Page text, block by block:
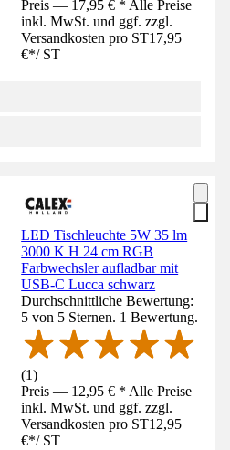
Preis — 17,95 € * Alle Preise
inkl. MwSt. und ggf. zzgl.
Versandkosten pro ST17,95
€*/ ST
LED Tischleuchte 5W 35 lm
3000 K H 24 cm RGB
Farbwechsler aufladbar mit
USB-C Lucca schwarz
Durchschnittliche Bewertung:
5 von 5 Sternen. 1 Bewertung.
(1)
Preis — 12,95 € * Alle Preise
inkl. MwSt. und ggf. zzgl.
Versandkosten pro ST12,95
€*/ ST